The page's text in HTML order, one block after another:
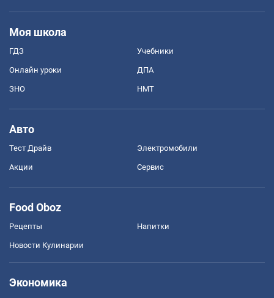
Моя школа
ГДЗ Учебники
Онлайн уроки ДПА
ЗНО НМТ
Авто
Тест Драйв Электромобили
Акции Сервис
Food Oboz
Рецепты Напитки
Новости Кулинарии
Экономика